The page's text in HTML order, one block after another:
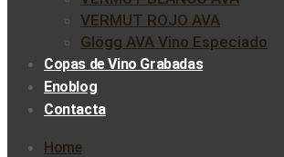
VERMUT ROJO AVA
Glögg AVA Vino Especiado
Copas de Vino Grabadas
Enoblog
Contacta
Home